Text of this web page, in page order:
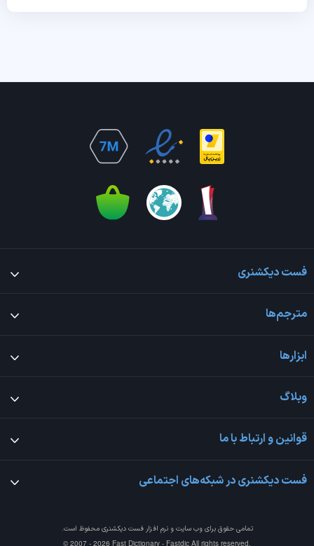
فست دیکشنری
مترجم‌ها
ابزارها
وبلاگ
قوانین و ارتباط با ما
فست دیکشنری در شبکه‌های اجتماعی
تمامی حقوق برای وب سایت و نرم افزارفست دیکشنری محفوظ است.
© 2007 - 2026 Fast Dictionary - Fastdic All rights reserved.